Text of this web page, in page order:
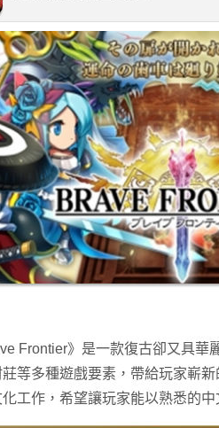
Frontier》是一款復古卻又具
等多種遊戲要素，帶給玩家嶄
工作，希望讓玩家能以熟悉的中